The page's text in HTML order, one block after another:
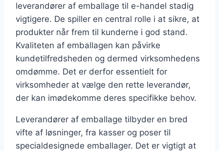
leverandører af emballage til e-handel stadig
vigtigere. De spiller en central rolle i at sikre, at
produkter når frem til kunderne i god stand.
Kvaliteten af emballagen kan påvirke
kundetilfredsheden og dermed virksomhedens
omdømme. Det er derfor essentielt for
virksomheder at vælge den rette leverandør,
der kan imødekomme deres specifikke behov.
Leverandører af emballage tilbyder en bred
vifte af løsninger, fra kasser og poser til
specialdesignede emballager. Det er vigtigt at